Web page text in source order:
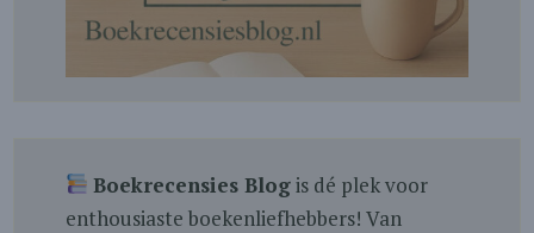
Boekrecensies Blogis dé plek voor
enthousiaste boekenliefhebbers! Van